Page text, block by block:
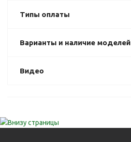
Типы оплаты
Варианты и наличие моделей
Видео